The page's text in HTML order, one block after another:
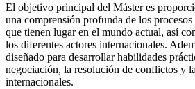
El objetivo principal del Máster es
una comprensión profunda de los
que tienen lugar en el mundo actual, así
los diferentes actores internacionales.
diseñado para desarrollar habilidades
negociación, la resolución de conflictos y
internacionales.